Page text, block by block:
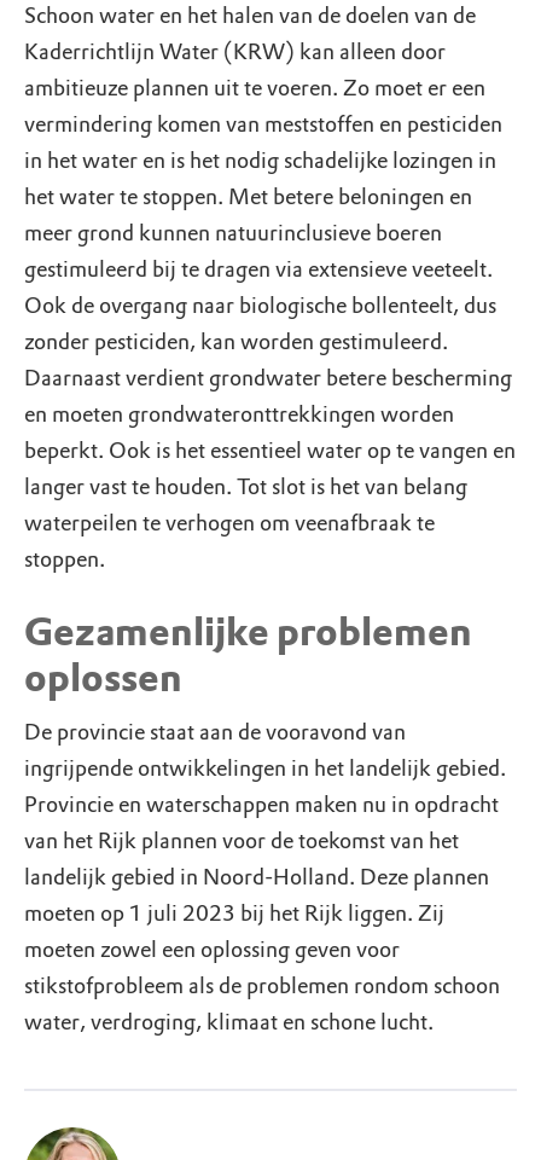
Schoon water en het halen van de doelen van de
Kaderrichtlijn Water (KRW) kan alleen door
ambitieuze plannen uit te voeren. Zo moet er een
vermindering komen van meststoffen en pesticiden
in het water en is het nodig schadelijke lozingen in
het water te stoppen. Met betere beloningen en
meer grond kunnen natuurinclusieve boeren
gestimuleerd bij te dragen via extensieve veeteelt.
Ook de overgang naar biologische bollenteelt, dus
zonder pesticiden, kan worden gestimuleerd.
Daarnaast verdient grondwater betere bescherming
en moeten grondwateronttrekkingen worden
beperkt. Ook is het essentieel water op te vangen en
langer vast te houden. Tot slot is het van belang
waterpeilen te verhogen om veenafbraak te
stoppen.
Gezamenlijke problemen
oplossen
De provincie staat aan de vooravond van
ingrijpende ontwikkelingen in het landelijk gebied.
Provincie en waterschappen maken nu in opdracht
van het Rijk plannen voor de toekomst van het
landelijk gebied in Noord-Holland. Deze plannen
moeten op 1 juli 2023 bij het Rijk liggen. Zij
moeten zowel een oplossing geven voor
stikstofprobleem als de problemen rondom schoon
water, verdroging, klimaat en schone lucht.